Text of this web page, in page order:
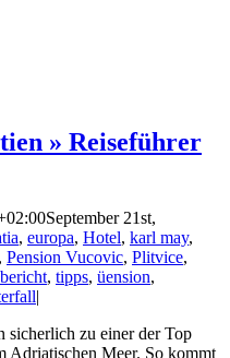
» Reiseführer
September 21st,
, europa, Hotel, karl may,
, Pension Vucovic, Plitvice,
, tipps, üension,
|
sicherlich zu einer der Top
Adriatischen Meer. So kommt